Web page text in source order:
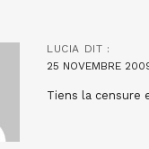
LUCIA DIT :
25 NOVEMBRE
Tiens la censure